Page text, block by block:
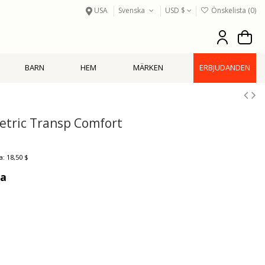
USA Svenska USD $ Önskelista (0)
BARN HEM MÄRKEN ERBJUDANDEN
Transp Comfort
18,50 $